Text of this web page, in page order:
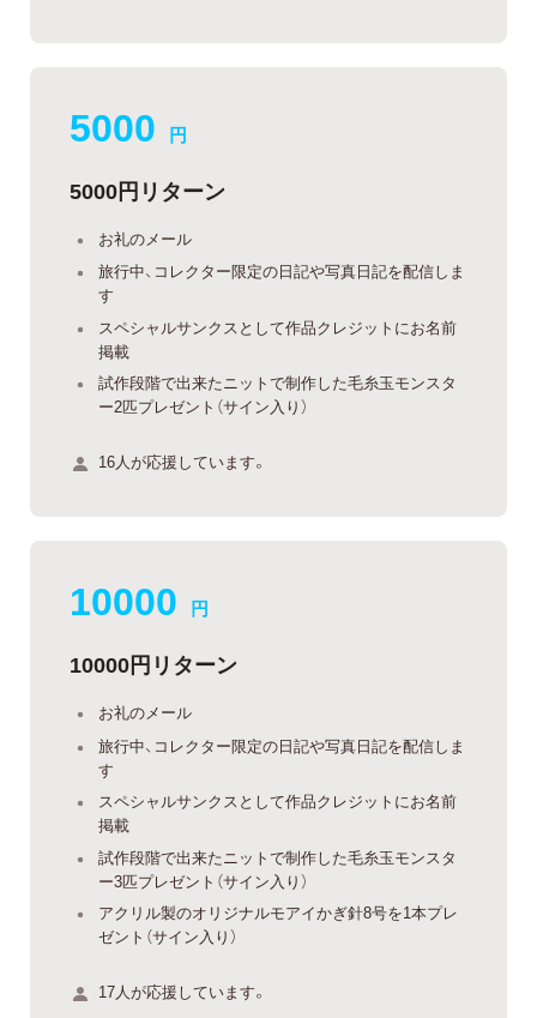
5000 円
5000円リターン
お礼のメール
旅行中、コレクター限定の日記や写真日記を配信しま
す
スペシャルサンクスとして作品クレジットにお名前
掲載
試作段階で出来たニットで制作した毛糸玉モンスタ
ー2匹プレゼント（サイン入り）
16人が応援しています。
10000 円
10000円リターン
お礼のメール
旅行中、コレクター限定の日記や写真日記を配信しま
す
スペシャルサンクスとして作品クレジットにお名前
掲載
試作段階で出来たニットで制作した毛糸玉モンスタ
ー3匹プレゼント（サイン入り）
アクリル製のオリジナルモアイかぎ針8号を1本プレ
ゼント（サイン入り）
17人が応援しています。